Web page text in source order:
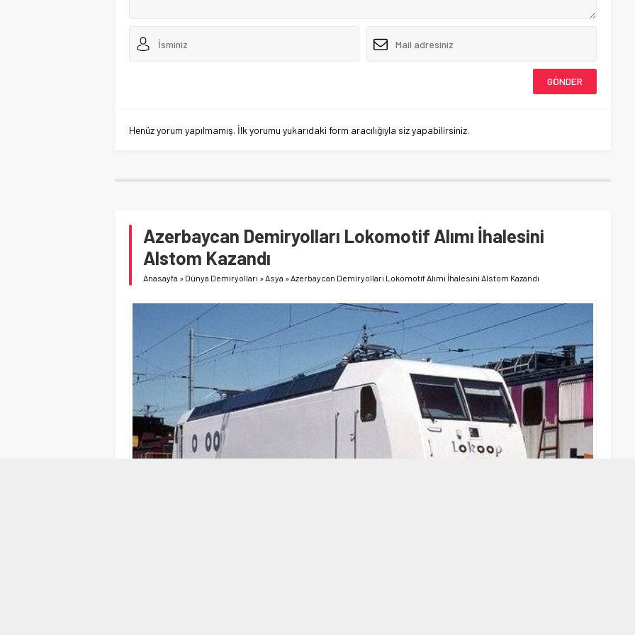
Henüz yorum yapılmamış. İlk yorumu yukarıdaki form aracılığıyla siz yapabilirsiniz.
Azerbaycan Demiryolları Lokomotif Alımı İhalesini
Alstom Kazandı
Anasayfa » Dünya Demiryolları »Asya »Azerbaycan Demiryolları Lokomotif Alımı İhalesini Alstom Kazandı